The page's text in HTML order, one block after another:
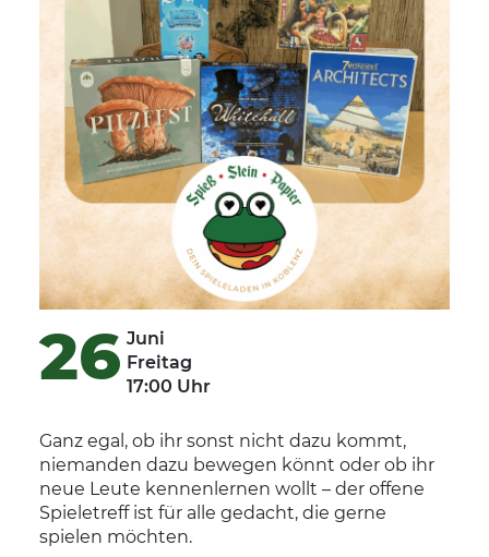
26 Juni
Freitag
17:00 Uhr
Ganz egal, ob ihr sonst nicht dazu kommt,
niemanden dazu bewegen könnt oder ob ihr
neue Leute kennenlernen wollt – der offene
Spieletreff ist für alle gedacht, die gerne
spielen möchten.